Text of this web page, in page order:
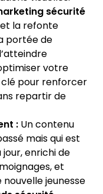
sécurité
la refonte
portée de
votre
clé pour renforcer
repartir de
:Un contenu
mais qui est
enrichi de
et
jeunesse